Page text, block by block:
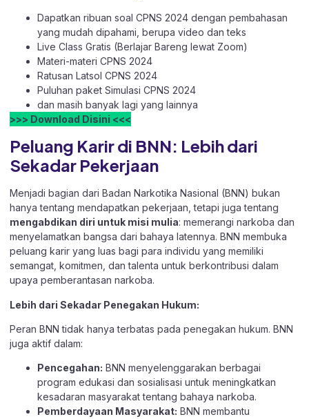
Dapatkan ribuan soal CPNS 2024 dengan pembahasan
yang mudah dipahami, berupa video dan teks
Live Class Gratis (Berlajar Bareng lewat Zoom)
Materi-materi CPNS 2024
Ratusan Latsol CPNS 2024
Puluhan paket Simulasi CPNS 2024
dan masih banyak lagi yang lainnya
>>> Download Disini <<<
Peluang Karir di BNN: Lebih dari
Sekadar Pekerjaan
Menjadi bagian dari Badan Narkotika Nasional (BNN) bukan
hanya tentang mendapatkan pekerjaan, tetapi juga tentang
mengabdikan diri untuk misi mulia: memerangi narkoba dan
menyelamatkan bangsa dari bahaya latennya. BNN membuka
peluang karir yang luas bagi para individu yang memiliki
semangat, komitmen, dan talenta untuk berkontribusi dalam
upaya pemberantasan narkoba.
Lebih dari Sekadar Penegakan Hukum:
Peran BNN tidak hanya terbatas pada penegakan hukum. BNN
juga aktif dalam:
Pencegahan: BNN menyelenggarakan berbagai
program edukasi dan sosialisasi untuk meningkatkan
kesadaran masyarakat tentang bahaya narkoba.
Pemberdayaan Masyarakat: BNN membantu